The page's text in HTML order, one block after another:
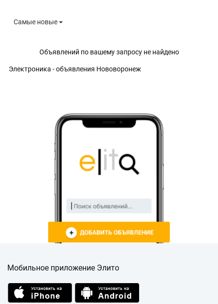
Самые новые
Объявлений по вашему запросу не найдено
Электроника - объявления Нововоронеж
Мобильное приложение Элито